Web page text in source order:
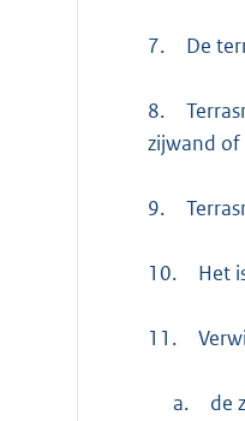
7. De
8.
zijwand of
9.
10. Het
11.
a.
de